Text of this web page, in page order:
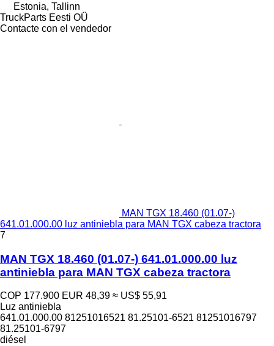
Estonia, Tallinn
TruckParts Eesti OÜ
Contacte con el vendedor
MAN TGX 18.460 (01.07-)
641.01.000.00 luz antiniebla para MAN TGX cabeza tractora
7
MAN TGX 18.460 (01.07-) 641.01.000.00 luz
antiniebla para MAN TGX cabeza tractora
COP 177.900 EUR 48,39 ≈ US$ 55,91
Luz antiniebla
641.01.000.00 81251016521 81.25101-6521 81251016797
81.25101-6797
diésel